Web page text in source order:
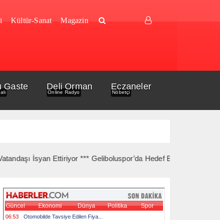
Kültür-Sanat Magazin
Gaste Deli Orman
Online Radyo
Eczaneler
Nöbetçi
Ettiriyor *** Geliboluspor’da Hedef Bir Üst Lig *** Gelibolu